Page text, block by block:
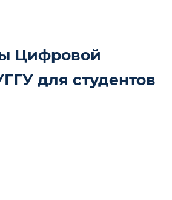
Цифровой
для студентов